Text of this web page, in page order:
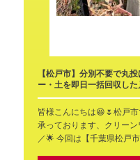
【松戸市】分別不要で丸
ー・土を即日一括回収し
皆様こんにちは😆🌷松戸
承っております、クリー
／🌟 今回は【千葉県松戸